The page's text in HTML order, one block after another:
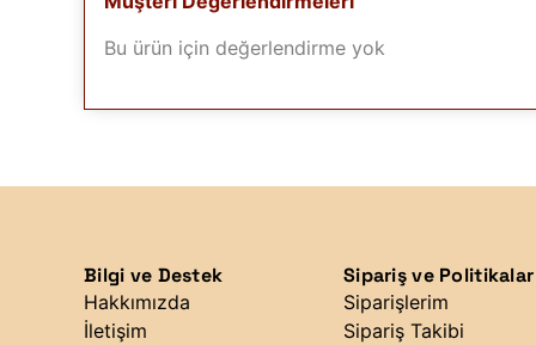
Bu ürün için değerlendirme yok
Bilgi ve Destek
Hakkımızda
İletişim
Sipariş ve Politikalar
Siparişlerim
Sipariş Takibi